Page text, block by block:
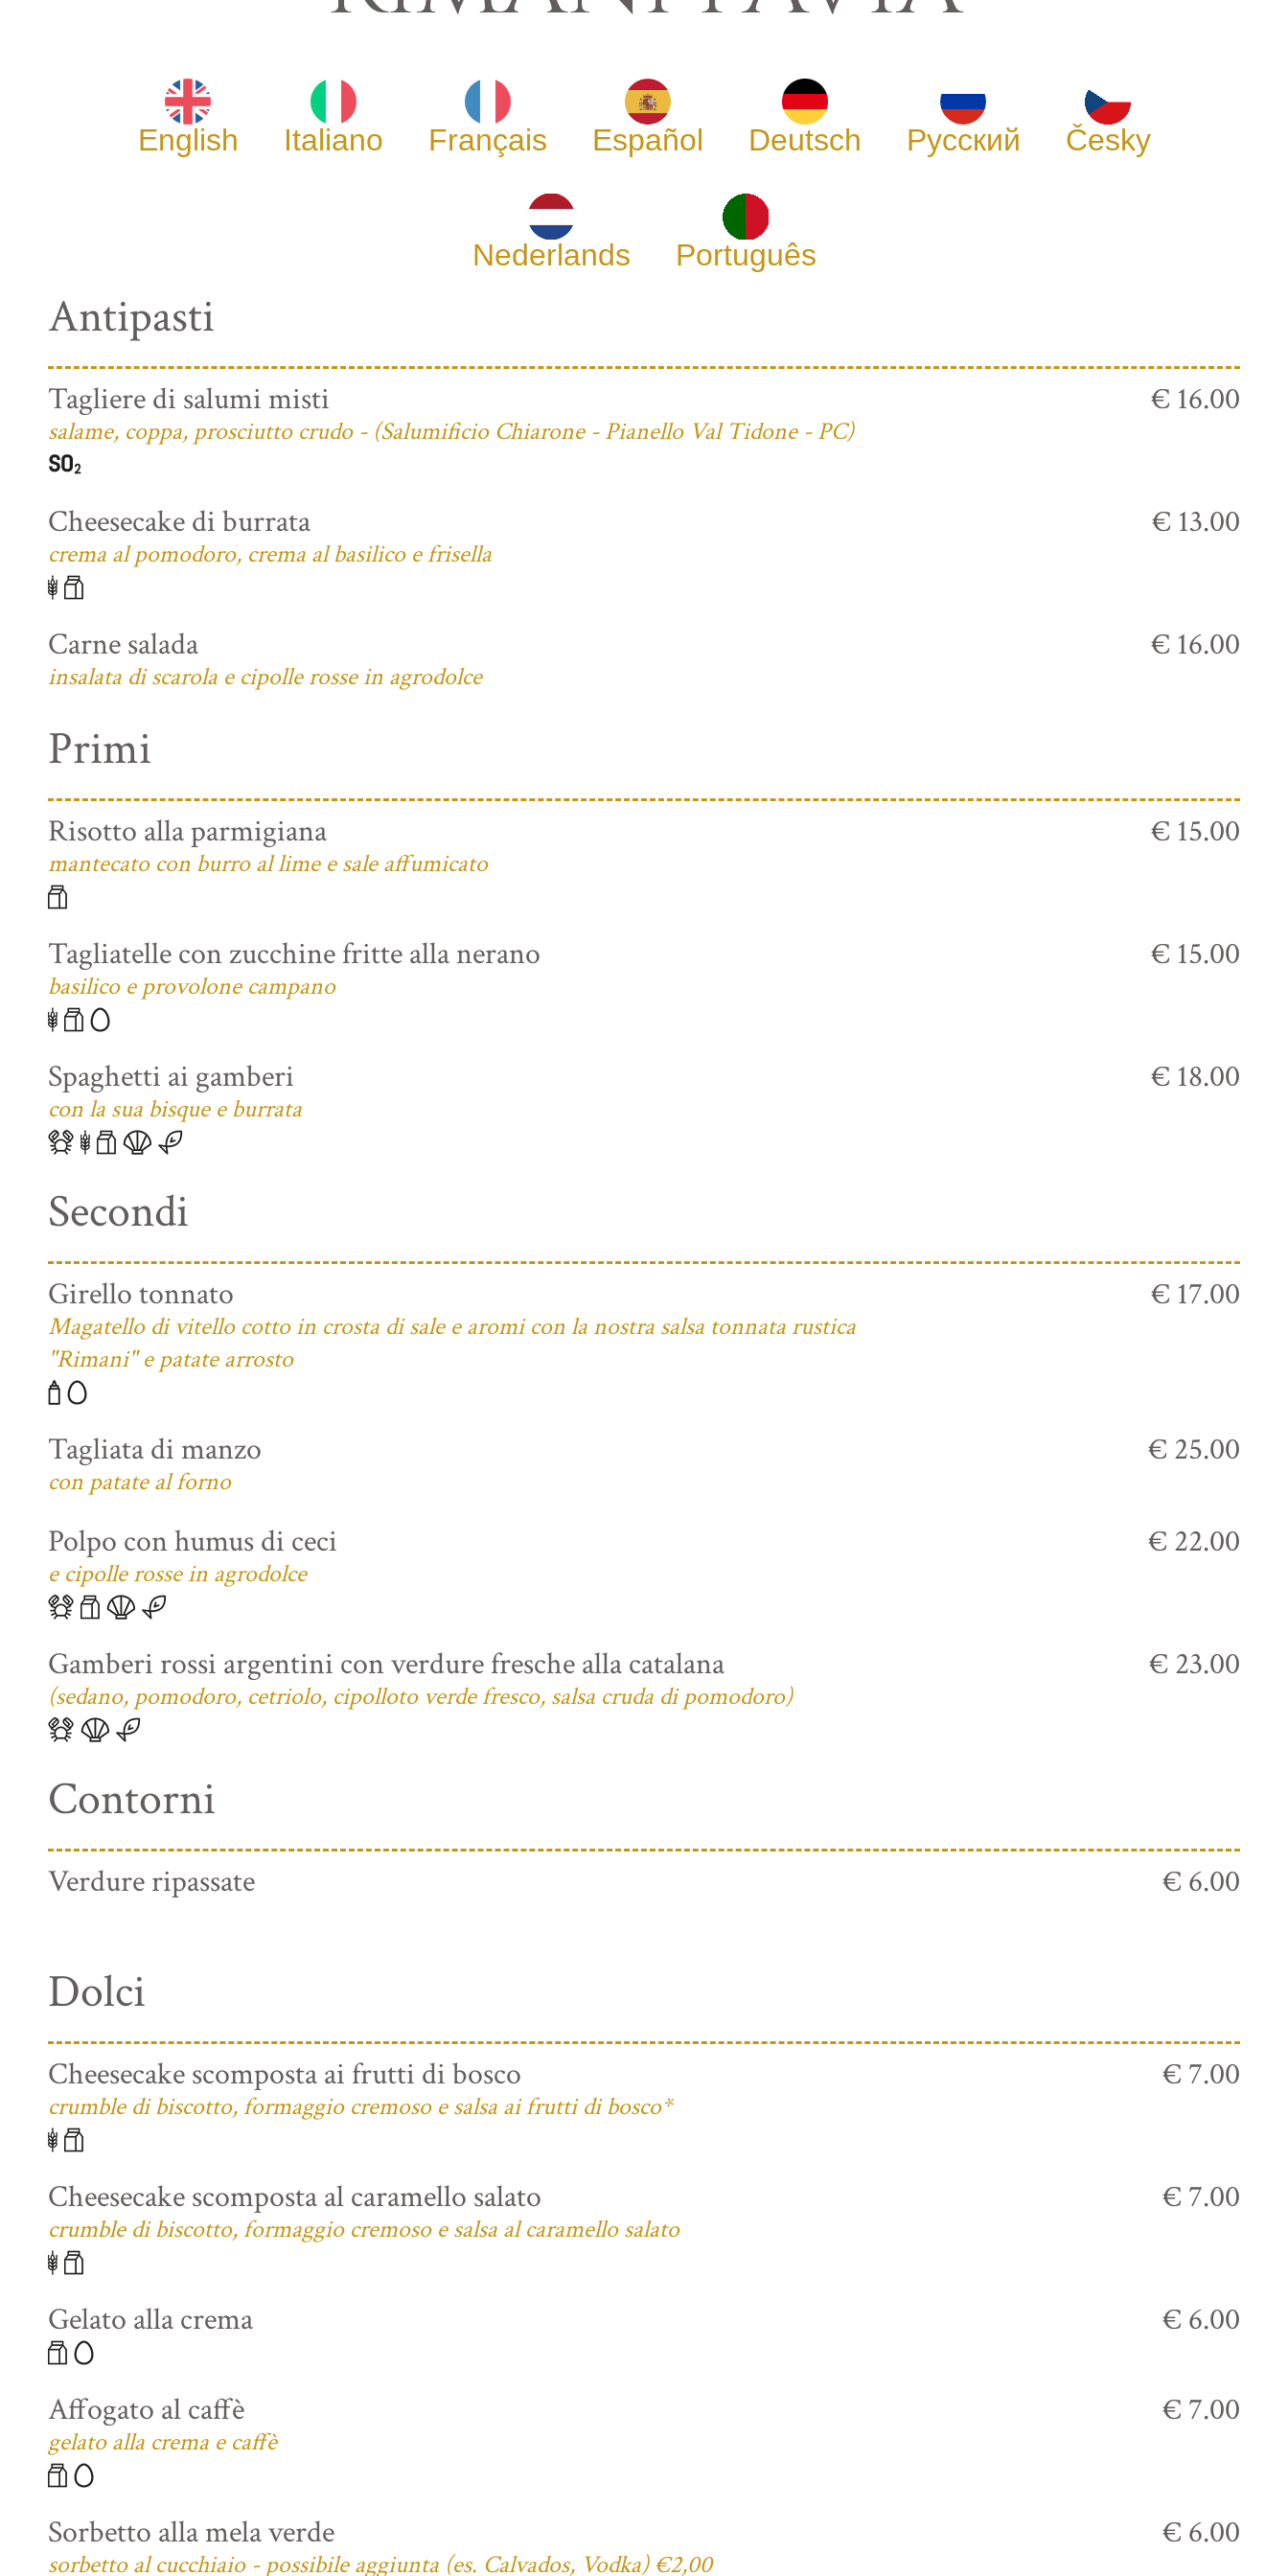
English Italiano Français Español Deutsch Русский Česky
Nederlands Português
Antipasti
Tagliere di salumi misti
salame, coppa, prosciutto crudo - (Salumificio Chiarone - Pianello Val Tidone - PC)
€ 16.00
Cheesecake di burrata
crema al pomodoro, crema al basilico e frisella
€ 13.00
Carne salada
insalata di scarola e cipolle rosse in agrodolce
€ 16.00
Primi
Risotto alla parmigiana
mantecato con burro al lime e sale affumicato
€ 15.00
Tagliatelle con zucchine fritte alla nerano
basilico e provolone campano
€ 15.00
Spaghetti ai gamberi
con la sua bisque e burrata
€ 18.00
Secondi
Girello tonnato
Magatello di vitello cotto in crosta di sale e aromi con la nostra salsa tonnata rustica
"Rimani" e patate arrosto
€ 17.00
Tagliata di manzo
con patate al forno
€ 25.00
Polpo con humus di ceci
e cipolle rosse in agrodolce
€ 22.00
Gamberi rossi argentini con verdure fresche alla catalana
(sedano, pomodoro, cetriolo, cipolloto verde fresco, salsa cruda di pomodoro)
€ 23.00
Contorni
Verdure ripassate € 6.00
Dolci
Cheesecake scomposta ai frutti di bosco
crumble di biscotto, formaggio cremoso e salsa ai frutti di bosco*
€ 7.00
Cheesecake scomposta al caramello salato
crumble di biscotto, formaggio cremoso e salsa al caramello salato
€ 7.00
Gelato alla crema € 6.00
Affogato al caffè
gelato alla crema e caffè
€ 7.00
Sorbetto alla mela verde
sorbetto al cucchiaio - possibile aggiunta (es. Calvados, Vodka) €2,00
€ 6.00